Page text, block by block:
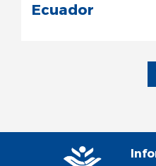
Ecuador